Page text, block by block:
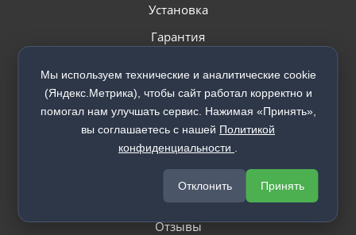
Установка
Гарантия
О компании
Вакансии
О компании
Отзывы
Мы используем технические и аналитические cookie
(Яндекс.Метрика), чтобы сайт работал корректно и
помогал нам улучшать сервис. Нажимая «Принять»,
вы соглашаетесь с нашей Политикой
конфиденциальности
Отклонить Принять